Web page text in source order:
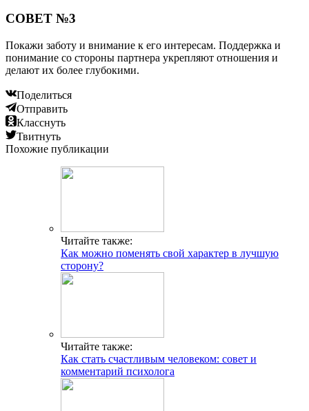
СОВЕТ №3
Покажи заботу и внимание к его интересам. Поддержка и
понимание со стороны партнера укрепляют отношения и
делают их более глубокими.
Поделиться
Отправить
Класснуть
Твитнуть
Похожие публикации
Читайте также:
Как можно поменять свой характер в лучшую
сторону?
Читайте также:
Как стать счастливым человеком: совет и
комментарий психолога